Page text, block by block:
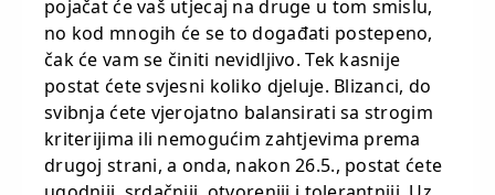
pojačat će vaš utjecaj na druge u tom smislu,
no kod mnogih će se to događati postepeno,
čak će vam se činiti nevidljivo. Tek kasnije
postat ćete svjesni koliko djeluje. Blizanci, do
svibnja ćete vjerojatno balansirati sa strogim
kriterijima ili nemogućim zahtjevima prema
drugoj strani, a onda, nakon 26.5., postat ćete